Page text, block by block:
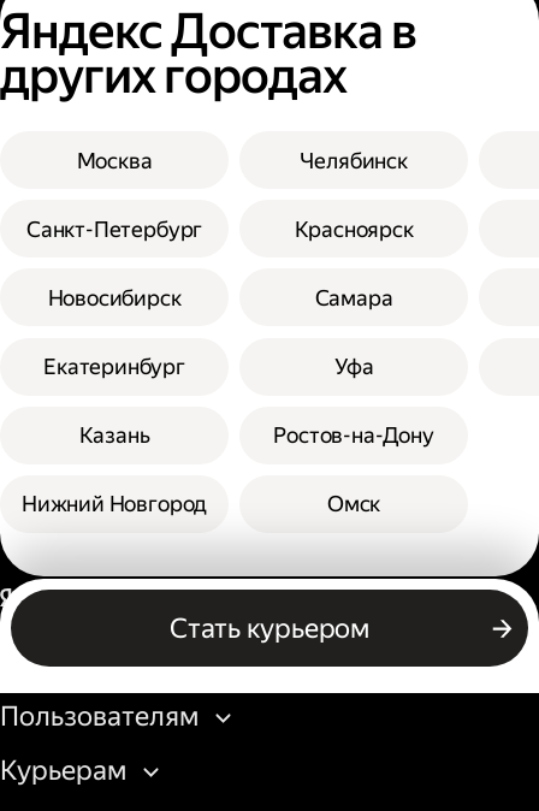
Яндекс Доставка в
других городах
Москва
Санкт-Петербург
Новосибирск
Екатеринбург
Казань
Нижний Новгород
Челябинск
Красноярск
Самара
Уфа
Ростов-на-Дону
Омск
Стать курьером
Россия
Бизнесу
Пользователям
Курьерам